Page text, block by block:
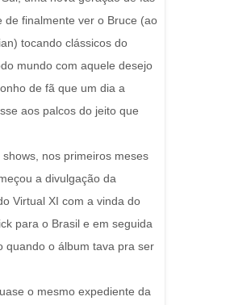
de finalmente ver o Bruce (ao
tocando clássicos do
mundo com aquele desejo
de fã que um dia a
aos palcos do jeito que
shows, nos primeiros meses
a divulgação da
Virtual XI com a vinda do
para o Brasil e em seguida
quando o álbum tava pra ser
o mesmo expediente da